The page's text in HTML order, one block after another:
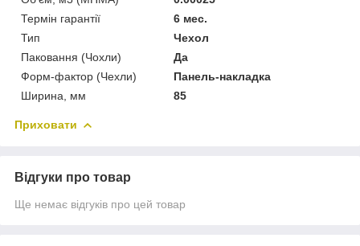
Термін гарантії
6 мес.
Тип
Чехол
Паковання (Чохли)
Да
Форм-фактор (Чехли)
Панель-накладка
Ширина, мм
85
Приховати
Відгуки про товар
Ще немає відгуків про цей товар